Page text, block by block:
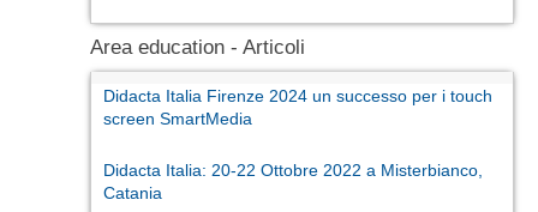
Area education - Articoli
Didacta Italia Firenze 2024 un successo per i touch
screen SmartMedia
Didacta Italia: 20-22 Ottobre 2022 a Misterbianco,
Catania